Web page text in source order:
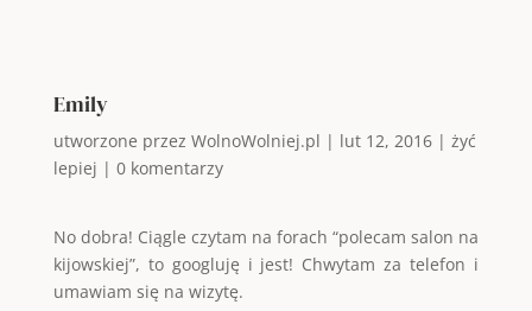
Emily
utworzone przez WolnoWolniej.pl | lut 12, 2016| żyć
lepiej | 0 komentarzy
No dobra! Ciągle czytam na forach “polecam salon na
kijowskiej”, to googluję i jest! Chwytam za telefon i
umawiam się na wizytę.